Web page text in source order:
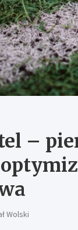
–
Wolski